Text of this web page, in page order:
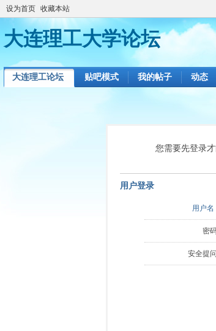
设为首页 收藏本站
大连理工大学论坛
大连理工论坛 贴吧模式 我的帖子 动态
您需要先登录
用户登录
用户名
密
安全提